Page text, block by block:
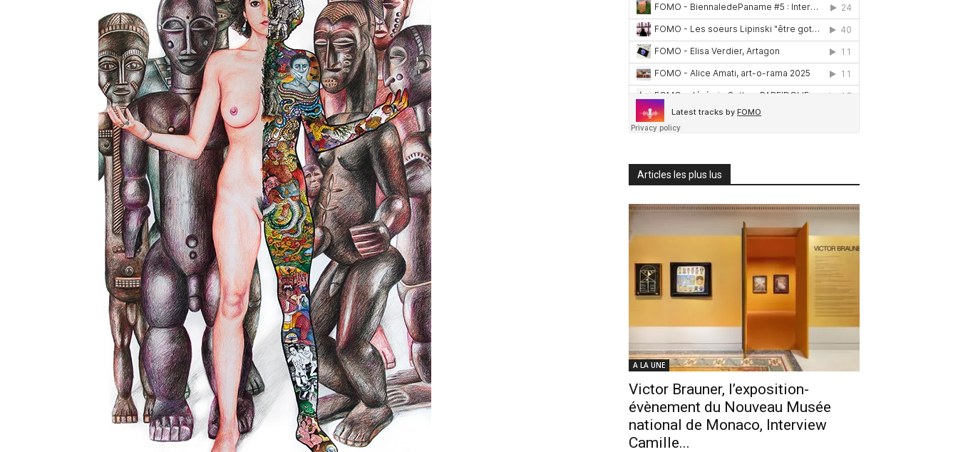
Articles les plus lus
A LA UNE
Victor Brauner, l’exposition-
évènement du Nouveau Musée
national de Monaco, Interview
Camille...